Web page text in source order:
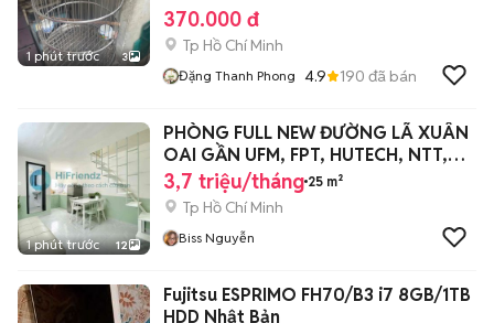
1 phút trước 3
370.000 đ
Tp Hồ Chí Minh
Đặng Thanh Phong 4.9 190 đã bán
1 phút trước 12
PHÒNG FULL NEW ĐƯỜNG LÃ XUÂN
OAI GẦN UFM, FPT, HUTECH, NTT,
Khu CNC
3,7 triệu/tháng 25 m²
Tp Hồ Chí Minh
Biss Nguyễn
Fujitsu ESPRIMO FH70/B3 i7 8GB/1TB
HDD Nhật Bản